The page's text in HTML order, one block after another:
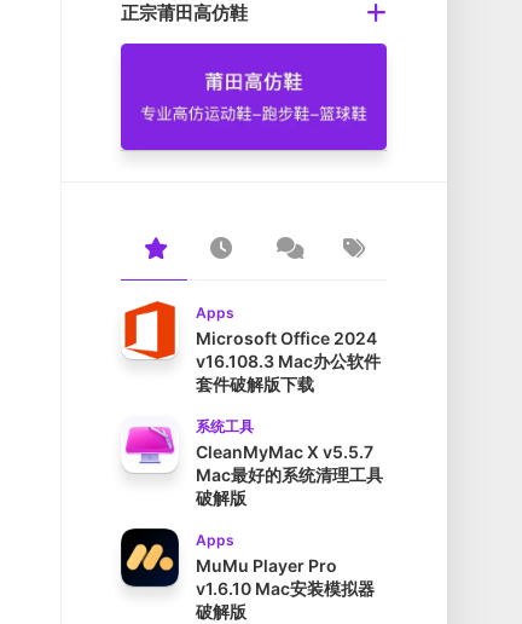
正宗莆田高仿鞋
Apps
Microsoft Office 2024
v16.108.3 Mac办公软件
套件破解版下载
系统工具
CleanMyMac X v5.5.7
Mac最好的系统清理工具
破解版
Apps
MuMu Player Pro
v1.6.10 Mac安装模拟器
破解版